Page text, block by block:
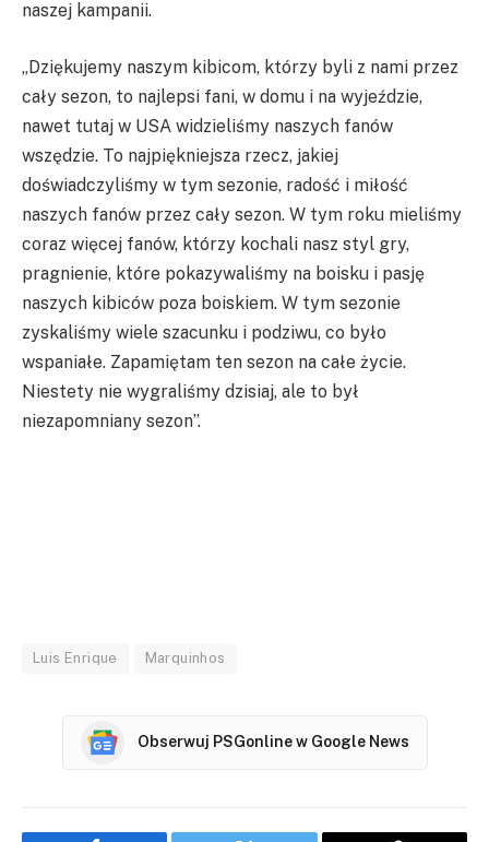
naszej kampanii.
„Dziękujemy naszym kibicom, którzy byli z nami przez
cały sezon, to najlepsi fani, w domu i na wyjeździe,
nawet tutaj w USA widzieliśmy naszych fanów
wszędzie. To najpiękniejsza rzecz, jakiej
doświadczyliśmy w tym sezonie, radość i miłość
naszych fanów przez cały sezon. W tym roku mieliśmy
coraz więcej fanów, którzy kochali nasz styl gry,
pragnienie, które pokazywaliśmy na boisku i pasję
naszych kibiców poza boiskiem. W tym sezonie
zyskaliśmy wiele szacunku i podziwu, co było
wspaniałe. Zapamiętam ten sezon na całe życie.
Niestety nie wygraliśmy dzisiaj, ale to był
niezapomniany sezon”.
Luis Enrique Marquinhos
Obserwuj PSGonline w Google News